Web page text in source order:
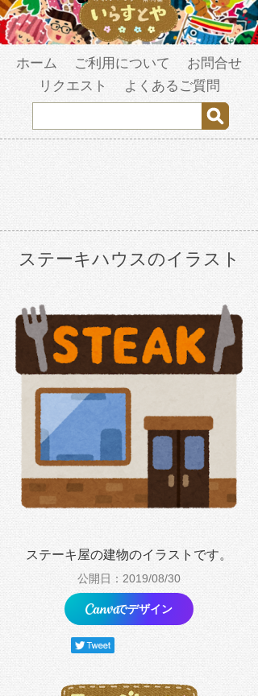
ホーム ご利用について
お問合せ
リクエスト
よくあるご質問
ステーキハウスのイラスト
ステーキ屋の建物のイラストです。
公開日：2019/08/30
でデザイン